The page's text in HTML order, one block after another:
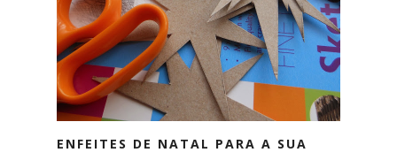
ENFEITES DE NATAL PARA A SUA